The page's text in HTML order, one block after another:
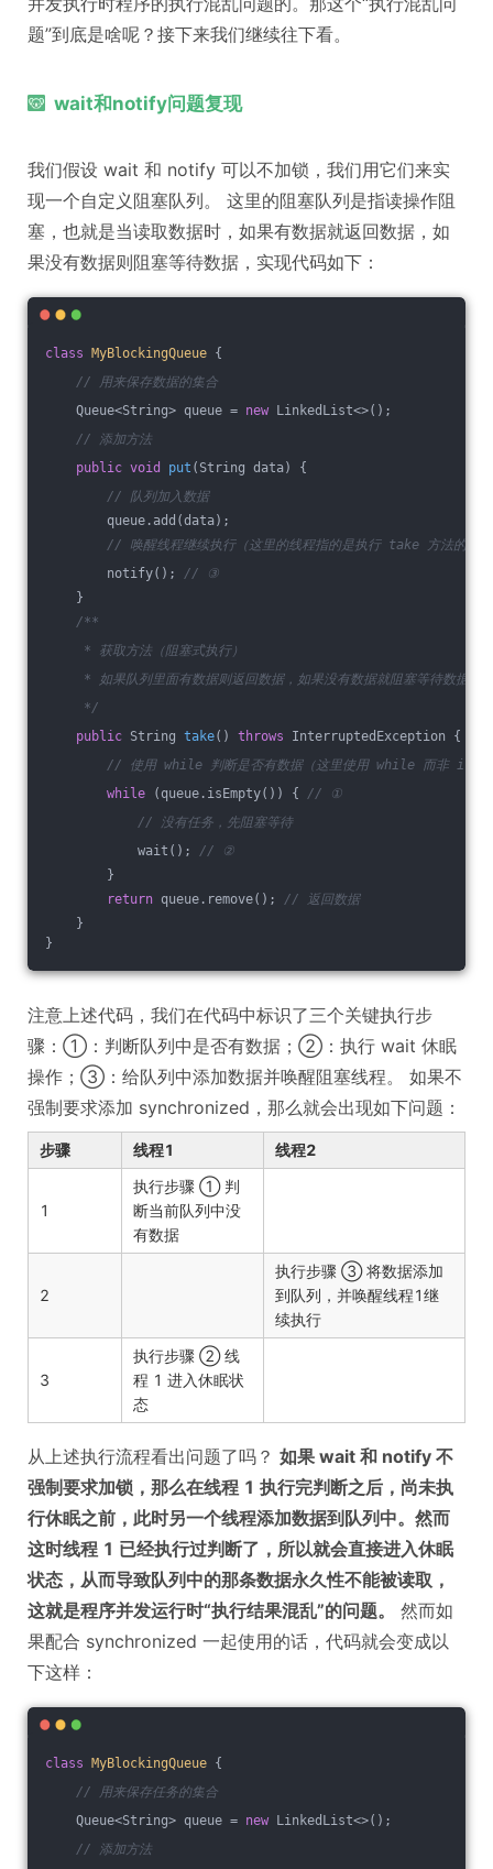
题”到底是啥呢？接下来我们继续往下看。
wait和notify问题复现
我们假设 wait 和 notify 可以不加锁，我们用它们来实
现一个自定义阻塞队列。 这里的阻塞队列是指读操作阻
塞，也就是当读取数据时，如果有数据就返回数据，如
果没有数据则阻塞等待数据，实现代码如下：
class MyBlockingQueue {
// 用来保存数据的集合
Queue<String> queue = new LinkedList<>();
// 添加方法
public void put (String data)
{
// 队列加入数据
queue.add(data);
// 唤醒线程继续执行（这里的线程指的是执行 take 方法的线
notify(); // ③
}
/**
* 获取方法（阻塞式执行）
* 如果队列里面有数据则返回数据，如果没有数据就阻塞等待数据
*/
public String take() throws InterruptedException {
// 使用 while 判断是否有数据（这里使用 while 而非 if 是
while (queue.isEmpty()) { // ①
// 没有任务，先阻塞等待
wait(); // ②
}
return queue.remove(); // 返回数据
}
}
注意上述代码，我们在代码中标识了三个关键执行步
骤：①：判断队列中是否有数据；②：执行 wait 休眠
操作；③：给队列中添加数据并唤醒阻塞线程。 如果不
强制要求添加 synchronized，那么就会出现如下问题：
步骤 线程1 线程2
1
执行步骤 ① 判
断当前队列中没
有数据
2
执行步骤 ③ 将数据添加
到队列，并唤醒线程1继
续执行
3
执行步骤 ② 线
程 1 进入休眠状
态
从上述执行流程看出问题了吗？ 如果 wait 和 notify 不
强制要求加锁，那么在线程 1 执行完判断之后，尚未执
行休眠之前，此时另一个线程添加数据到队列中。然而
这时线程 1 已经执行过判断了，所以就会直接进入休眠
状态，从而导致队列中的那条数据永久性不能被读取，
这就是程序并发运行时“执行结果混乱”的问题。
然而如
果配合 synchronized 一起使用的话，代码就会变成以
下这样：
class MyBlockingQueue {
// 用来保存任务的集合
Queue<String> queue = new LinkedList<>();
// 添加方法